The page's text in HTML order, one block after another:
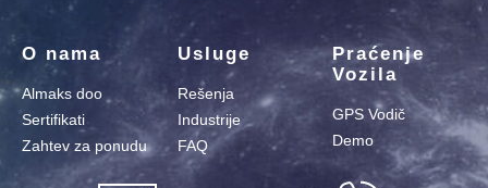
O nama
Almaks doo
Sertifikati
Zahtev za ponudu
Usluge
Rešenja
Industrije
FAQ
Praćenje
Vozila
GPS Vodič
Demo